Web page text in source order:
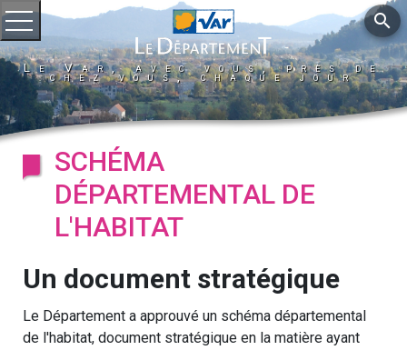
Ouvrir le menu
Le Var, avec vous, près de
chez vous, chaque jour
search
SCHÉMA
DÉPARTEMENTAL DE
L'HABITAT
Un document stratégique
Le Département a approuvé un schéma départemental
de l'habitat, document stratégique en la matière ayant